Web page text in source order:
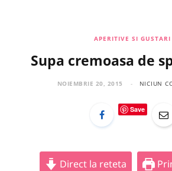
APERITIVE SI GUSTARI
Supa cremoasa de
NOIEMBRIE 20, 2015 NICIUN
Save
Direct la reteta